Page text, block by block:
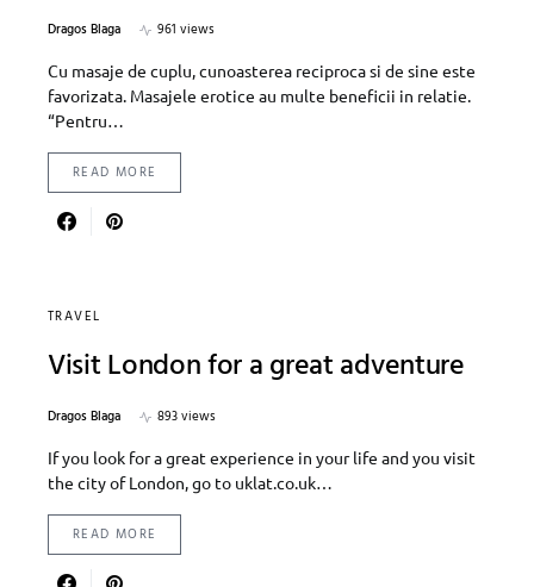
Dragos Blaga
961 views
Cu masaje de cuplu, cunoasterea reciproca si de sine este
favorizata. Masajele erotice au multe beneficii in relatie.
“Pentru…
READ MORE
TRAVEL
Visit London for a great adventure
Dragos Blaga
893 views
If you look for a great experience in your life and you visit
the city of London, go to uklat.co.uk…
READ MORE